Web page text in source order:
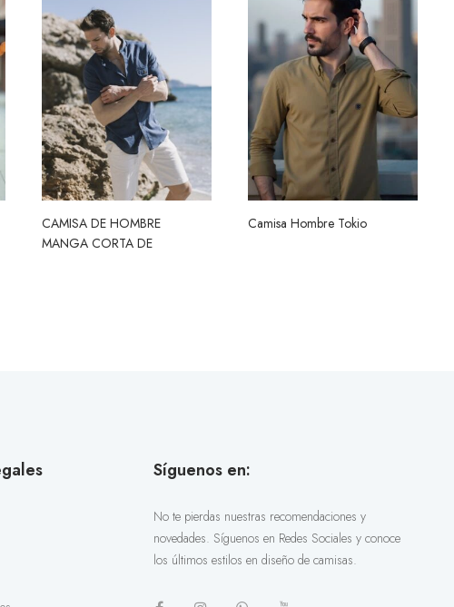
CAMISA DE HOMBRE
MANGA CORTA DE
Camisa Hombre Tokio
Síguenos en:
No te pierdas nuestras recomendaciones y
novedades. Síguenos en Redes Sociales y conoce
los últimos estilos en diseño de camisas.